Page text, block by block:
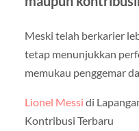
Meski telah berkarier
tetap menunjukkan
memukau penggemar
Lionel Messi di
Kontribusi Terbaru